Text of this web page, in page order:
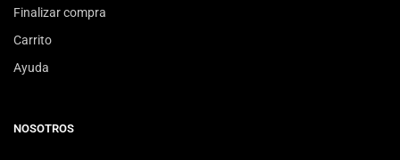
Finalizar compra
Carrito
Ayuda
NOSOTROS